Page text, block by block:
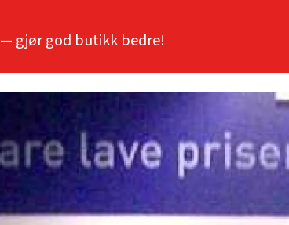
— gjør god butikk bedre!